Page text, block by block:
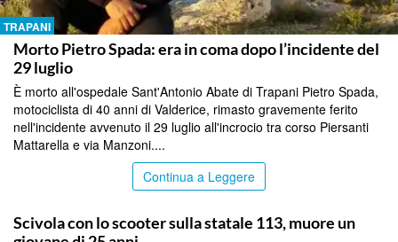
TRAPANI
Morto Pietro Spada: era in coma dopo l’incidente del
29 luglio
È morto all'ospedale Sant'Antonio Abate di Trapani Pietro Spada,
motociclista di 40 anni di Valderice, rimasto gravemente ferito
nell'incidente avvenuto il 29 luglio all'incrocio tra corso Piersanti
Mattarella e via Manzoni....
Continua a Leggere
Scivola con lo scooter sulla statale 113, muore un